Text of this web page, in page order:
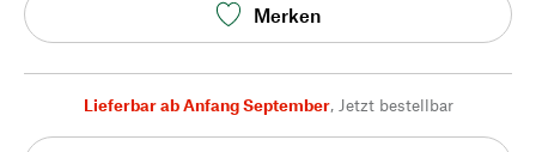
Merken
Lieferbar ab Anfang September, Jetzt bestellbar